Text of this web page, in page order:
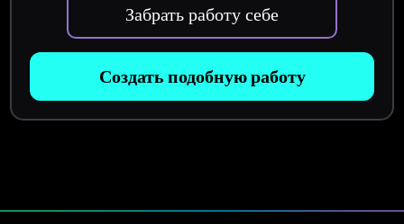
Забрать работу себе
Создать подобную работу